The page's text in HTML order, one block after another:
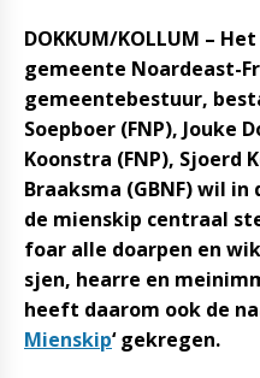
DOKKUM/KOLLUM –
gemeente Noardeast-
gemeentebestuur,
Soepboer (FNP), Jouke
Koonstra (FNP), Sjoerd
Braaksma (GBNF) wil
de mienskip centraal
foar alle doarpen en
sjen, hearre en
heeft daarom ook de
Mienskip‘ gekregen.